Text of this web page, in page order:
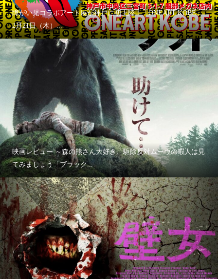
障がい児コラボアート展が神戸に初上陸！「ONEART KOBE」
2月21日（木）...
映画レビュー ～森の熊さん大好き、駆除反対ムーヴの暇人は見
てみましょう「ブラック...